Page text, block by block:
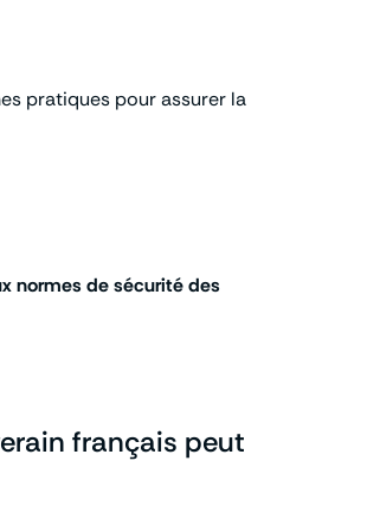
pratiques pour assurer la
normes de sécurité des
français peut